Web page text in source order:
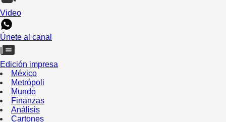
Video
Únete al canal
Edición impresa
México
Metrópoli
Mundo
Finanzas
Análisis
Cartones